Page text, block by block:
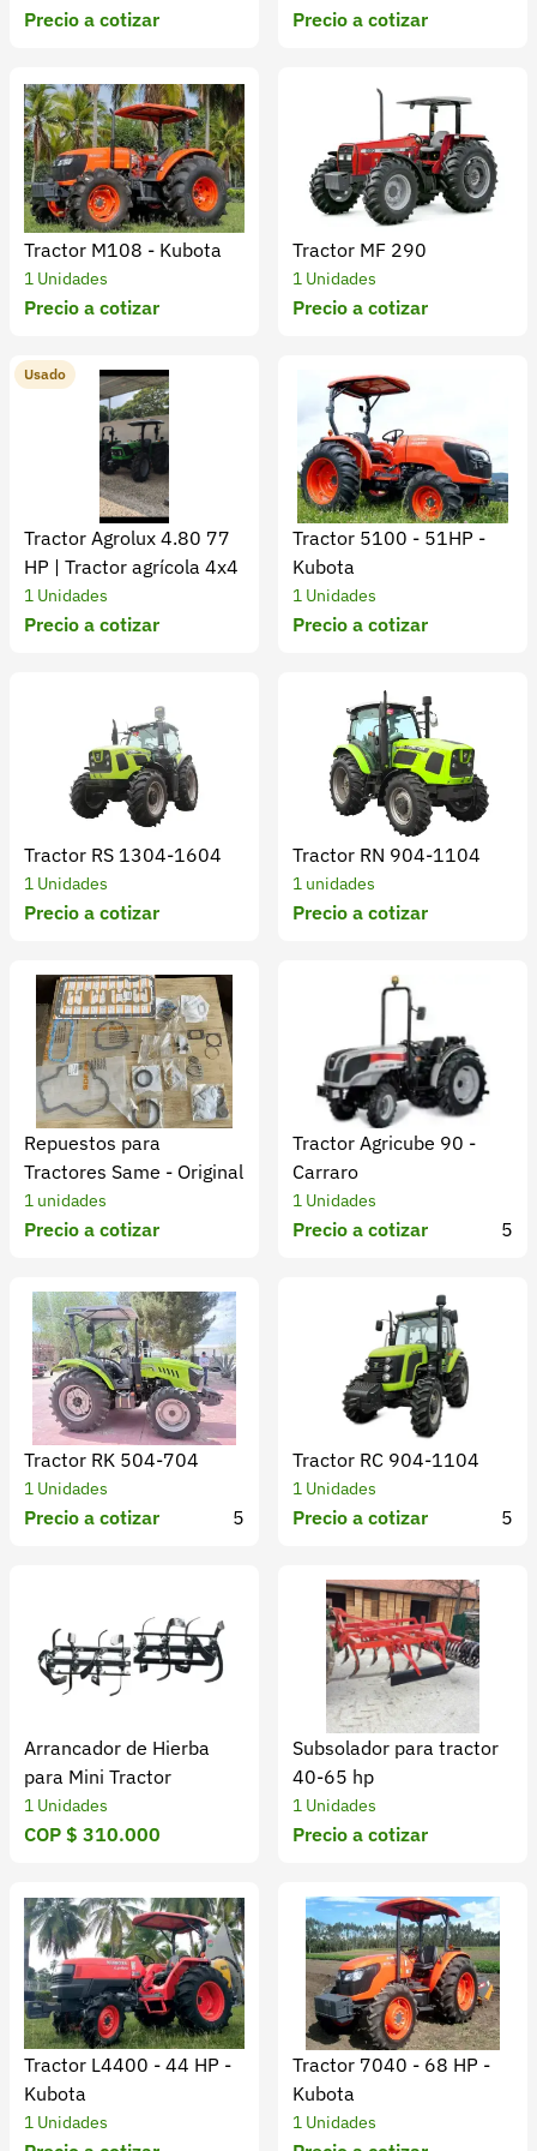
Precio a cotizar Precio a cotizar
Tractor M108 - Kubota
1 Unidades
Precio a cotizar
Tractor MF 290
1 Unidades
Precio a cotizar
Usado
Tractor Agrolux 4.80 77
HP | Tractor agrícola 4x4
1 Unidades
Precio a cotizar
Tractor 5100 - 51HP -
Kubota
1 Unidades
Precio a cotizar
Tractor RS 1304-1604
1 Unidades
Precio a cotizar
Tractor RN 904-1104
1 unidades
Precio a cotizar
Repuestos para
Tractores Same - Original
1 unidades
Precio a cotizar
Tractor Agricube 90 -
Carraro
1 Unidades
Precio a cotizar 5
Tractor RK 504-704
1 Unidades
Precio a cotizar 5
Tractor RC 904-1104
1 Unidades
Precio a cotizar 5
Arrancador de Hierba
para Mini Tractor
1 Unidades
COP $ 310.000
Subsolador para tractor
40-65 hp
1 Unidades
Precio a cotizar
Tractor L4400 - 44 HP -
Kubota
1 Unidades
Tractor 7040 - 68 HP -
Kubota
1 Unidades
Recuperar contraseña
Soporte
+57 323 2931928
contacto@croper.com
© 2026 Croper.com Todos los derechos reservados
Versión 5.44.0
Síguenos